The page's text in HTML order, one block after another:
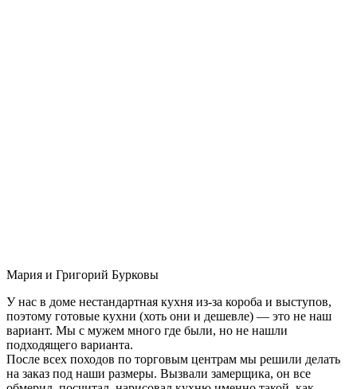
Мария и Григорий Бурковы
У нас в доме нестандартная кухня из-за короба и выступов,
поэтому готовые кухни (хоть они и дешевле) — это не наш
вариант. Мы с мужем много где были, но не нашли
подходящего варианта.
После всех походов по торговым центрам мы решили делать
на заказ под наши размеры. Вызвали замерщика, он все